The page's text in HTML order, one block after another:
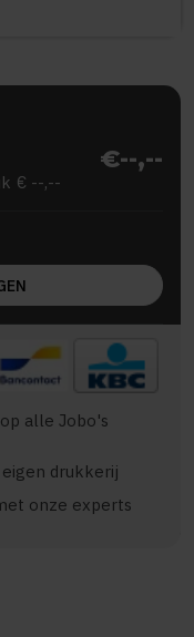
€--,--
€ --,--
alle Jobo's
drukkerij
onze experts